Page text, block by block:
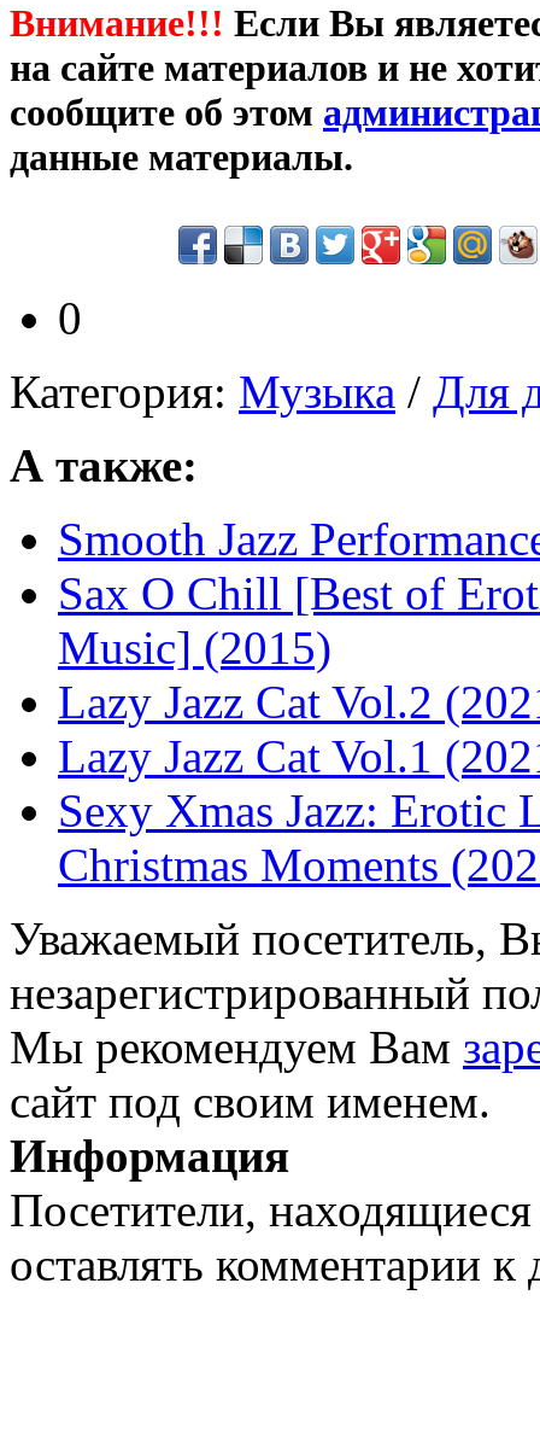
Внимание!!! Если Вы
на сайте материалов и не
сообщите об этом
данные материалы.
0
Категория: Музыка / Для
А также:
Smooth Jazz
Sax O Chill [Best of
Music] (2015)
Lazy Jazz Cat Vol.2
Lazy Jazz Cat Vol.1
Sexy Xmas Jazz: Erotic
Christmas Moments
Уважаемый посетитель,
незарегистрированный
Мы рекомендуем Вам
сайт под своим именем.
Информация
Посетители,
оставлять комментарии